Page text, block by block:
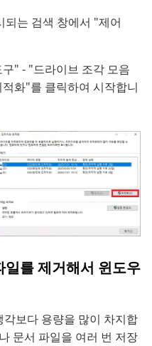
되는 검색 창에서 "제어
" - "드라이브 조각 모음
화"를 클릭하여 시작합니
일를 제거해서 윈도우
보다 용량을 많이 차지합
문서 파일을 여러 번 저장